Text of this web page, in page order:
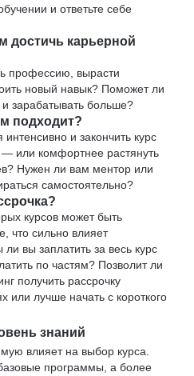
и ответьте себе
достичь карьерной
профессию, вырасти
новый навык? Поможет ли
зарабатывать больше?
подходит?
интенсивно и закончить курс
— или комфортнее растянуть
Нужен ли вам ментор или
самостоятельно?
курсов может быть
что сильно влияет
ли вы заплатить за весь курс
по частям? Позволит ли
получить рассрочку
или лучше начать с короткого
знаний
влияет на выбор курса.
программы, а более